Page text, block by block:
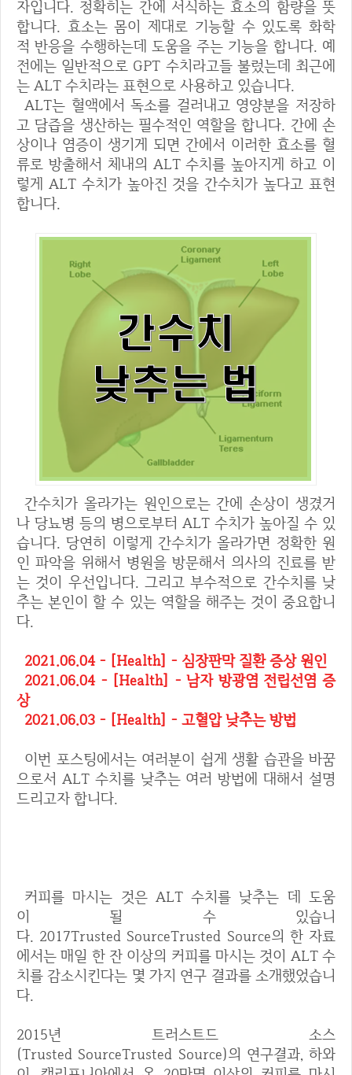
자입니다. 정확히는 간에 서식하는 효소의 함량을 뜻
합니다. 효소는 몸이 제대로 기능할 수 있도록 화학
적 반응을 수행하는데 도움을 주는 기능을 합니다. 예
전에는 일반적으로 GPT 수치라고들 불렀는데 최근에
는 ALT 수치라는 표현으로 사용하고 있습니다.
ALT는 혈액에서 독소를 걸러내고 영양분을 저장하
고 담즙을 생산하는 필수적인 역할을 합니다. 간에 손
상이나 염증이 생기게 되면 간에서 이러한 효소를 혈
류로 방출해서 체내의 ALT 수치를 높아지게 하고 이
렇게 ALT 수치가 높아진 것을 간수치가 높다고 표현
합니다.
간수치가 올라가는 원인으로는 간에 손상이 생겼거
나 당뇨병 등의 병으로부터 ALT 수치가 높아질 수 있
습니다. 당연히 이렇게 간수치가 올라가면 정확한 원
인 파악을 위해서 병원을 방문해서 의사의 진료를 받
는 것이 우선입니다. 그리고 부수적으로 간수치를 낮
추는 본인이 할 수 있는 역할을 해주는 것이 중요합니
다.
2021.06.04 - [Health] - 심장판막 질환 증상 원인
2021.06.04 - [Health] - 남자 방광염 전립선염 증
상
2021.06.03 - [Health] - 고혈압 낮추는 방법
이번 포스팅에서는 여러분이 쉽게 생활 습관을 바꿈
으로서 ALT 수치를 낮추는 여러 방법에 대해서 설명
드리고자 합니다.
커피를 마시는 것은 ALT 수치를 낮추는 데 도움
이 될 수 있습니
다. 2017Trusted SourceTrusted Source의 한 자료
에서는 매일 한 잔 이상의 커피를 마시는 것이 ALT 수
치를 감소시킨다는 몇 가지 연구 결과를 소개했었습니
다.
2015년 트러스트드 소스
(Trusted SourceTrusted Source)의 연구결과, 하와